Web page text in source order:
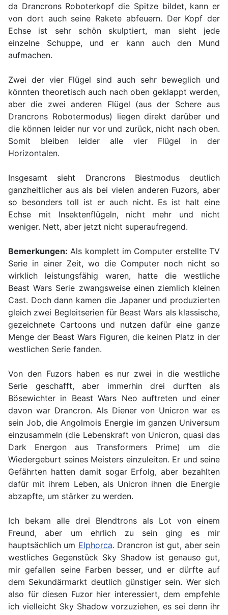
da Drancrons Roboterkopf die Spitze bildet, kann er
von dort auch seine Rakete abfeuern. Der Kopf der
Echse ist sehr schön skulptiert, man sieht jede
einzelne Schuppe, und er kann auch den Mund
aufmachen.
Zwei der vier Flügel sind auch sehr beweglich und
könnten theoretisch auch nach oben geklappt werden,
aber die zwei anderen Flügel (aus der Schere aus
Drancrons Robotermodus) liegen direkt darüber und
die können leider nur vor und zurück, nicht nach oben.
Somit bleiben leider alle vier Flügel in der
Horizontalen.
Insgesamt sieht Drancrons Biestmodus deutlich
ganzheitlicher aus als bei vielen anderen Fuzors, aber
so besonders toll ist er auch nicht. Es ist halt eine
Echse mit Insektenflügeln, nicht mehr und nicht
weniger. Nett, aber jetzt nicht superaufregend.
Bemerkungen: Als komplett im Computer erstellte TV
Serie in einer Zeit, wo die Computer noch nicht so
wirklich leistungsfähig waren, hatte die westliche
Beast Wars Serie zwangsweise einen ziemlich kleinen
Cast. Doch dann kamen die Japaner und produzierten
gleich zwei Begleitserien für Beast Wars als klassische,
gezeichnete Cartoons und nutzen dafür eine ganze
Menge der Beast Wars Figuren, die keinen Platz in der
westlichen Serie fanden.
Von den Fuzors haben es nur zwei in die westliche
Serie geschafft, aber immerhin drei durften als
Bösewichter in Beast Wars Neo auftreten und einer
davon war Drancron. Als Diener von Unicron war es
sein Job, die Angolmois Energie im ganzen Universum
einzusammeln (die Lebenskraft von Unicron, quasi das
Dark Energon aus Transformers Prime) um die
Wiedergeburt seines Meisters einzuleiten. Er und seine
Gefährten hatten damit sogar Erfolg, aber bezahlten
dafür mit ihrem Leben, als Unicron ihnen die Energie
abzapfte, um stärker zu werden.
Ich bekam alle drei Blendtrons als Lot von einem
Freund, aber um ehrlich zu sein ging es mir
hauptsächlich um Elphorca. Drancron ist gut, aber sein
westliches Gegenstück Sky Shadow ist genauso gut,
mir gefallen seine Farben besser, und er dürfte auf
dem Sekundärmarkt deutlich günstiger sein. Wer sich
also für diesen Fuzor hier interessiert, dem empfehle
ich vielleicht Sky Shadow vorzuziehen, es sei denn ihr